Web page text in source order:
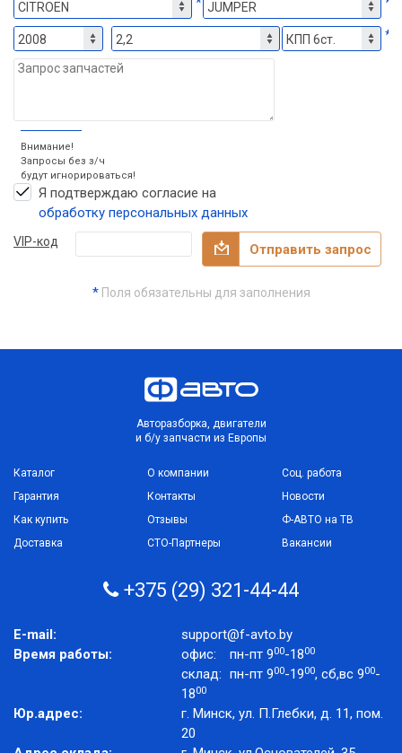
* *
*
Внимание!
Запросы без з/ч
будут игнорироваться!
Я подтверждаю согласие на
обработку персональных данных
VIP-код Отправить запрос
*Поля обязательны для заполнения
Авторазборка, двигатели
и б/у запчасти из Европы
Каталог
Гарантия
Как купить
Доставка
О компании
Контакты
Отзывы
СТО-Партнеры
Соц. работа
Новости
Ф-АВТО на ТВ
Вакансии
+375 (29) 321-44-44
E-mail:
support@f-avto.by
Время работы:
офис: пн-пт 900-1800
склад: пн-пт 900-1900, сб,вс 900-
1800
Юр.адрес:
г. Минск, ул. П.Глебки, д. 11, пом.
20